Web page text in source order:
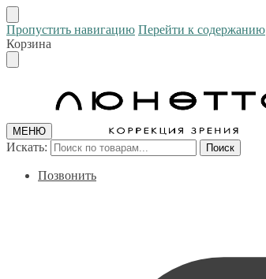
Пропустить навигацию Перейти к содержанию
Корзина
МЕНЮ
Искать: Поиск
Позвонить